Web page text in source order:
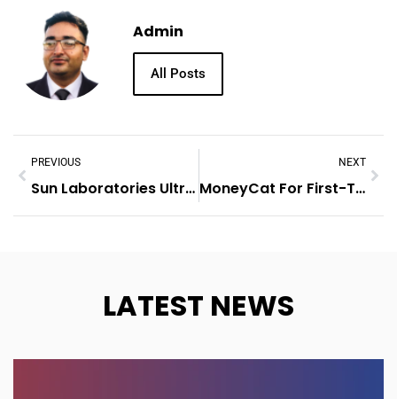
Admin
All Posts
PREVIOUS
Sun Laboratories Ultra Dark Self Tanning Lotion For A Deep Natural Glow
NEXT
MoneyCat For First-Time Borrowers And What To Expect During The Process
LATEST NEWS